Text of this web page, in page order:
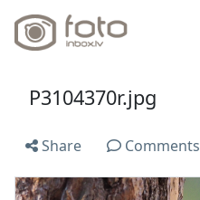
P3104370r.jpg
Share Comments